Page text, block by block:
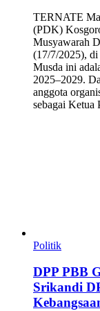
TERNATE
(PDK)
Musyawarah
(17/7/2025), di
Musda ini
2025–2029.
anggota
sebagai
Politik
DPP PBB
Srikandi